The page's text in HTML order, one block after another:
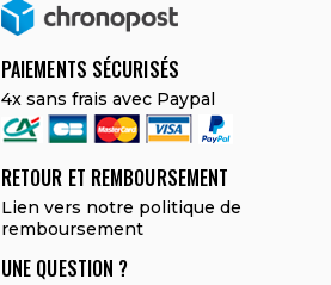
PAIEMENTS SÉCURISÉS
4x sans frais avec Paypal
RETOUR ET REMBOURSEMENT
Lien vers notre politique de
remboursement
UNE QUESTION ?